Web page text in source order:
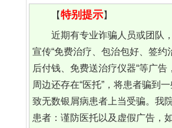
【特别提示】
近期有专业诈骗人员或团队
宣传“免费治疗、包治包好、签约
后付钱、免费送治疗仪器“等广告
周边还存在“医托”，将患者骗到
致无数银屑病患者上当受骗。我
患者：谨防医托以及虚假广告，